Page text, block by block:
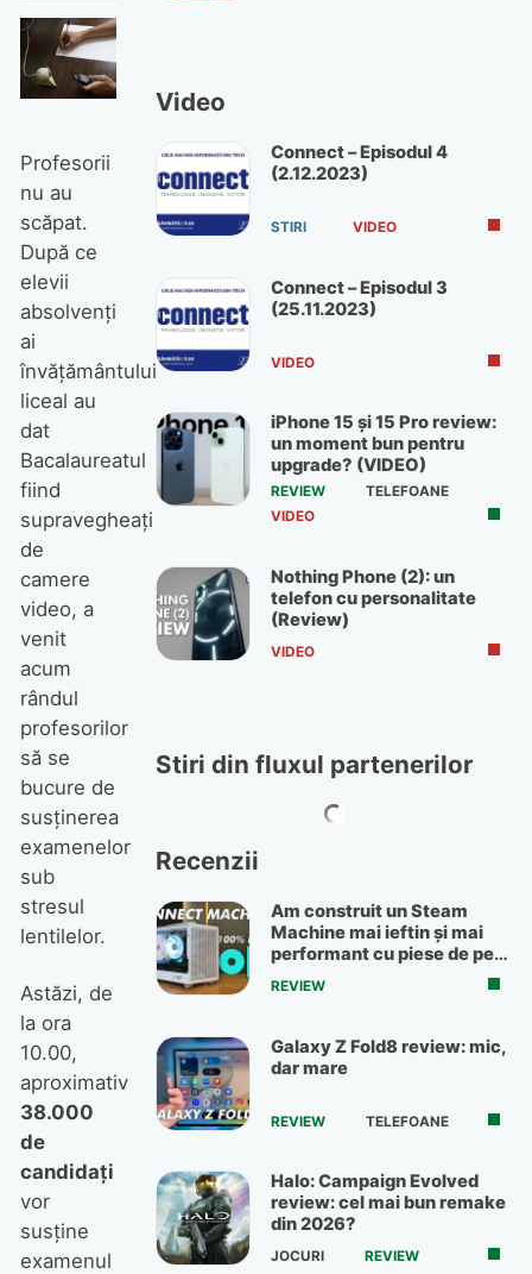
Profesorii
nu au
scăpat.
După ce
elevii
absolvenţi
ai
învăţământului
liceal au
dat
Bacalaureatul
fiind
supravegheaţi
de
camere
video, a
venit
acum
rândul
profesorilor
să se
bucure de
susţinerea
examenelor
sub
stresul
lentilelor.
Astăzi, de
la ora
10.00,
aproximativ
38.000
de
candidaţi
vor
susţine
examenul
Video
Connect – Episodul 4
(2.12.2023)
STIRI VIDEO
Connect – Episodul 3
(25.11.2023)
VIDEO
iPhone 15 și 15 Pro review:
un moment bun pentru
upgrade? (VIDEO)
REVIEW
TELEFOANE
VIDEO
Nothing Phone (2): un
telefon cu personalitate
(Review)
VIDEO
Stiri din fluxul partenerilor
Recenzii
Am construit un Steam
Machine mai ieftin și mai
performant cu piese de pe
OLX
REVIEW
Galaxy Z Fold8 review: mic,
dar mare
REVIEW TELEFOANE
Halo: Campaign Evolved
review: cel mai bun remake
din 2026?
JOCURI REVIEW